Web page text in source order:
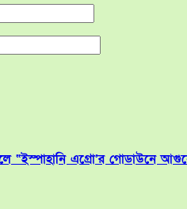
“ইস্পাহানি এগ্রো’র গোডাউনে